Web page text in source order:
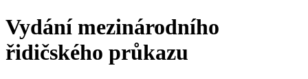
Vydání mezinárodního
řidičského průkazu